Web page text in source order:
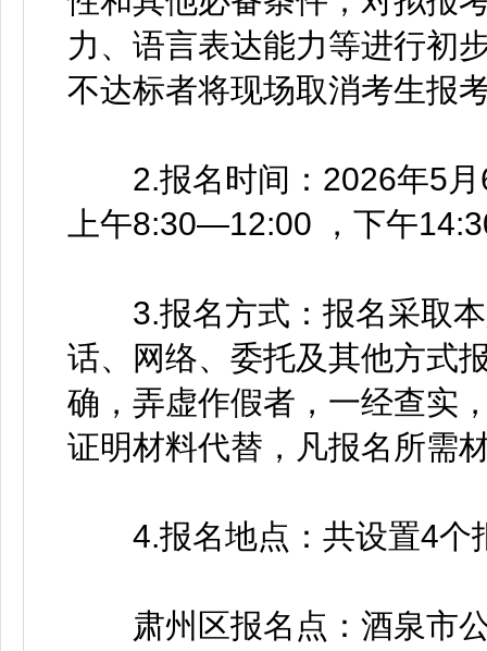
力、语言表达能力等进行初
不达标者将现场取消考生报
2.报名时间：2026年5月
上午8:30—12:00 ，下午
3.报名方式：报名采取本
话、网络、委托及其他方式
确，弄虚作假者，一经查实
证明材料代替，凡报名所需
4.报名地点：共设置4个
肃州区报名点：酒泉市公